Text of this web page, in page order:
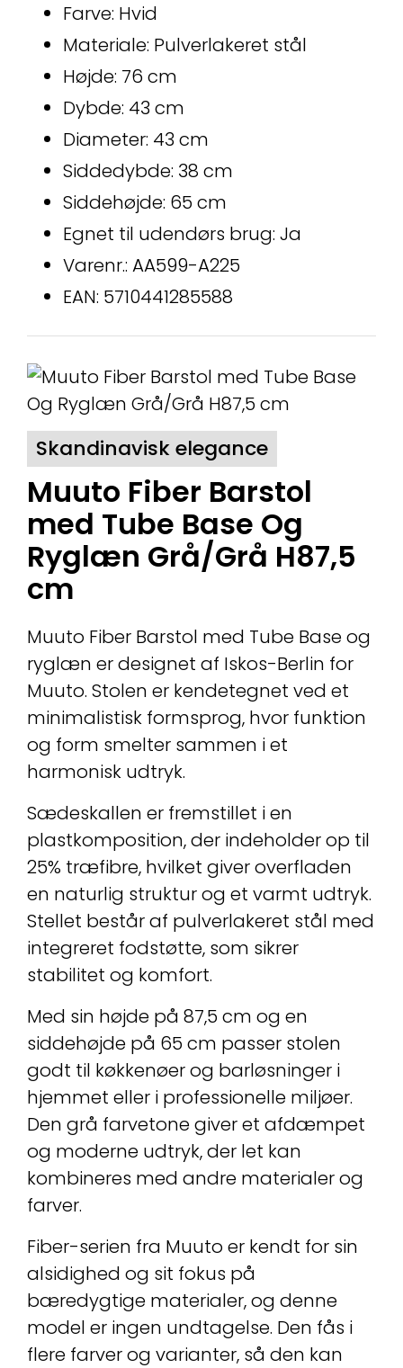
Farve: Hvid
Materiale: Pulverlakeret stål
Højde: 76 cm
Dybde: 43 cm
Diameter: 43 cm
Siddedybde: 38 cm
Siddehøjde: 65 cm
Egnet til udendørs brug: Ja
Varenr.: AA599-A225
EAN: 5710441285588
Skandinavisk elegance
Muuto Fiber Barstol
med Tube Base Og
Ryglæn Grå/Grå H87,5
cm
Muuto Fiber Barstol med Tube Base og
ryglæn er designet af Iskos-Berlin for
Muuto. Stolen er kendetegnet ved et
minimalistisk formsprog, hvor funktion
og form smelter sammen i et
harmonisk udtryk.
Sædeskallen er fremstillet i en
plastkomposition, der indeholder op til
25% træfibre, hvilket giver overfladen
en naturlig struktur og et varmt udtryk.
Stellet består af pulverlakeret stål med
integreret fodstøtte, som sikrer
stabilitet og komfort.
Med sin højde på 87,5 cm og en
siddehøjde på 65 cm passer stolen
godt til køkkenøer og barløsninger i
hjemmet eller i professionelle miljøer.
Den grå farvetone giver et afdæmpet
og moderne udtryk, der let kan
kombineres med andre materialer og
farver.
Fiber-serien fra Muuto er kendt for sin
alsidighed og sit fokus på
bæredygtige materialer, og denne
model er ingen undtagelse. Den fås i
flere farver og varianter, så den kan